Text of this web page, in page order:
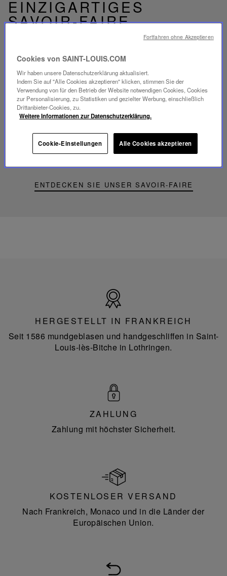
EINZIGARTIGES
SAVOIR-FAIRE
FOLIA BELEUCHTUNG
ENTDECKEN SIE UNSER SAVOIR-FAIRE
Video
abspielen
YouTube-
Video,
Folia
Frankreich
HERGESTELLT IN FRANKREICH
Seit 1586 mundgeblasen und handgeschliffen in Saint-
Louis-lès-Bitche in Lothringen.
ZAHLUNG
Zahlung mit höchster Sicherheit.
KOSTENLOSER VERSAND
Nach Frankreich, Monaco und in die Länder der
Europäischen Union.
Cookies von SAINT-LOUIS.COM
Wir haben unsere Datenschutzerklärung aktualisiert.
Indem Sie auf "Alle Cookies akzeptieren" klicken, stimmen Sie der
Verwendung von für den Betrieb der Website notwendigen Cookies, Cookies
zur Personalisierung, zu Statistiken und gezielter Werbung, einschließlich
Drittanbieter-Cookies, zu.
Weitere Informationen zur Datenschutzerklärung.
Cookie-Einstellungen Alle Cookies akzeptieren
Fortfahren ohne Akzeptieren